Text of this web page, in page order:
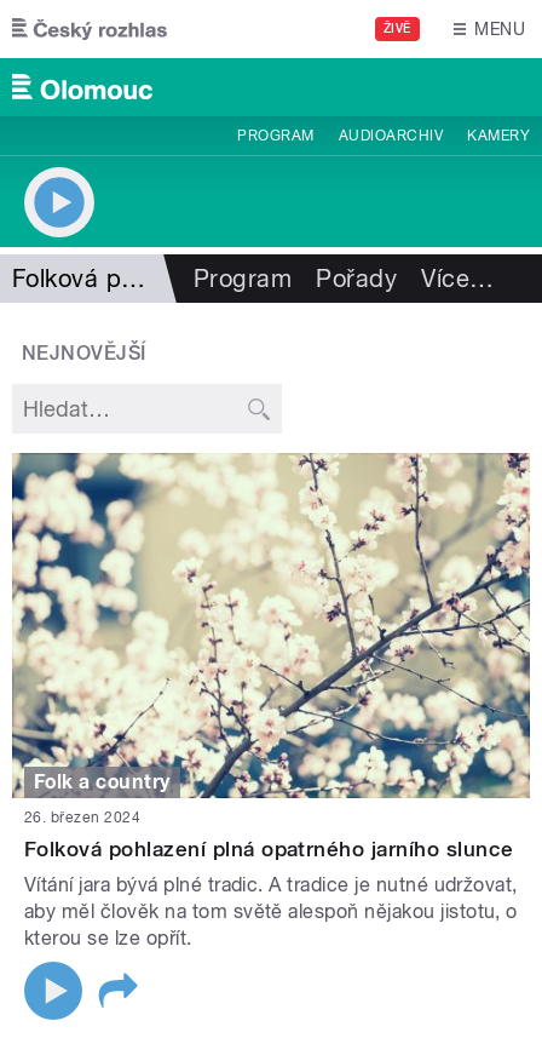
Přejít k hlavnímu obsahu
ŽIVĚ MENU
PROGRAM AUDIOARCHIV KAMERY
Folková pohlazení Program Pořady Více…
NEJNOVĚJŠÍ
Folk a country
26. březen 2024
Folková pohlazení plná opatrného jarního slunce
Vítání jara bývá plné tradic. A tradice je nutné udržovat,
aby měl člověk na tom světě alespoň nějakou jistotu, o
kterou se lze opřít.